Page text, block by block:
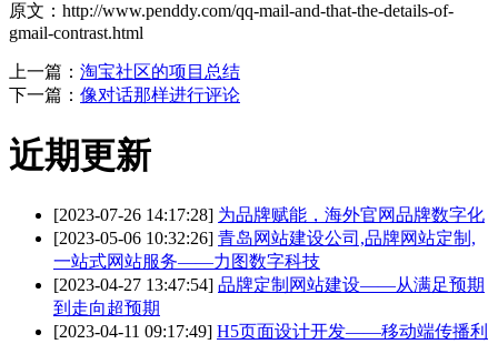
原文：http://www.penddy.com/qq-mail-and-that-the-details-of-
gmail-contrast.html
上一篇： 淘宝社区的项目总结
下一篇： 像对话那样进行评论
近期更新
[2023-07-26 14:17:28] 为品牌赋能，海外官网品牌数字化
[2023-05-06 10:32:26] 青岛网站建设公司,品牌网站定制,
一站式网站服务——力图数字科技
[2023-04-27 13:47:54] 品牌定制网站建设——从满足预期
到走向超预期
[2023-04-11 09:17:49] H5页面设计开发——移动端传播利